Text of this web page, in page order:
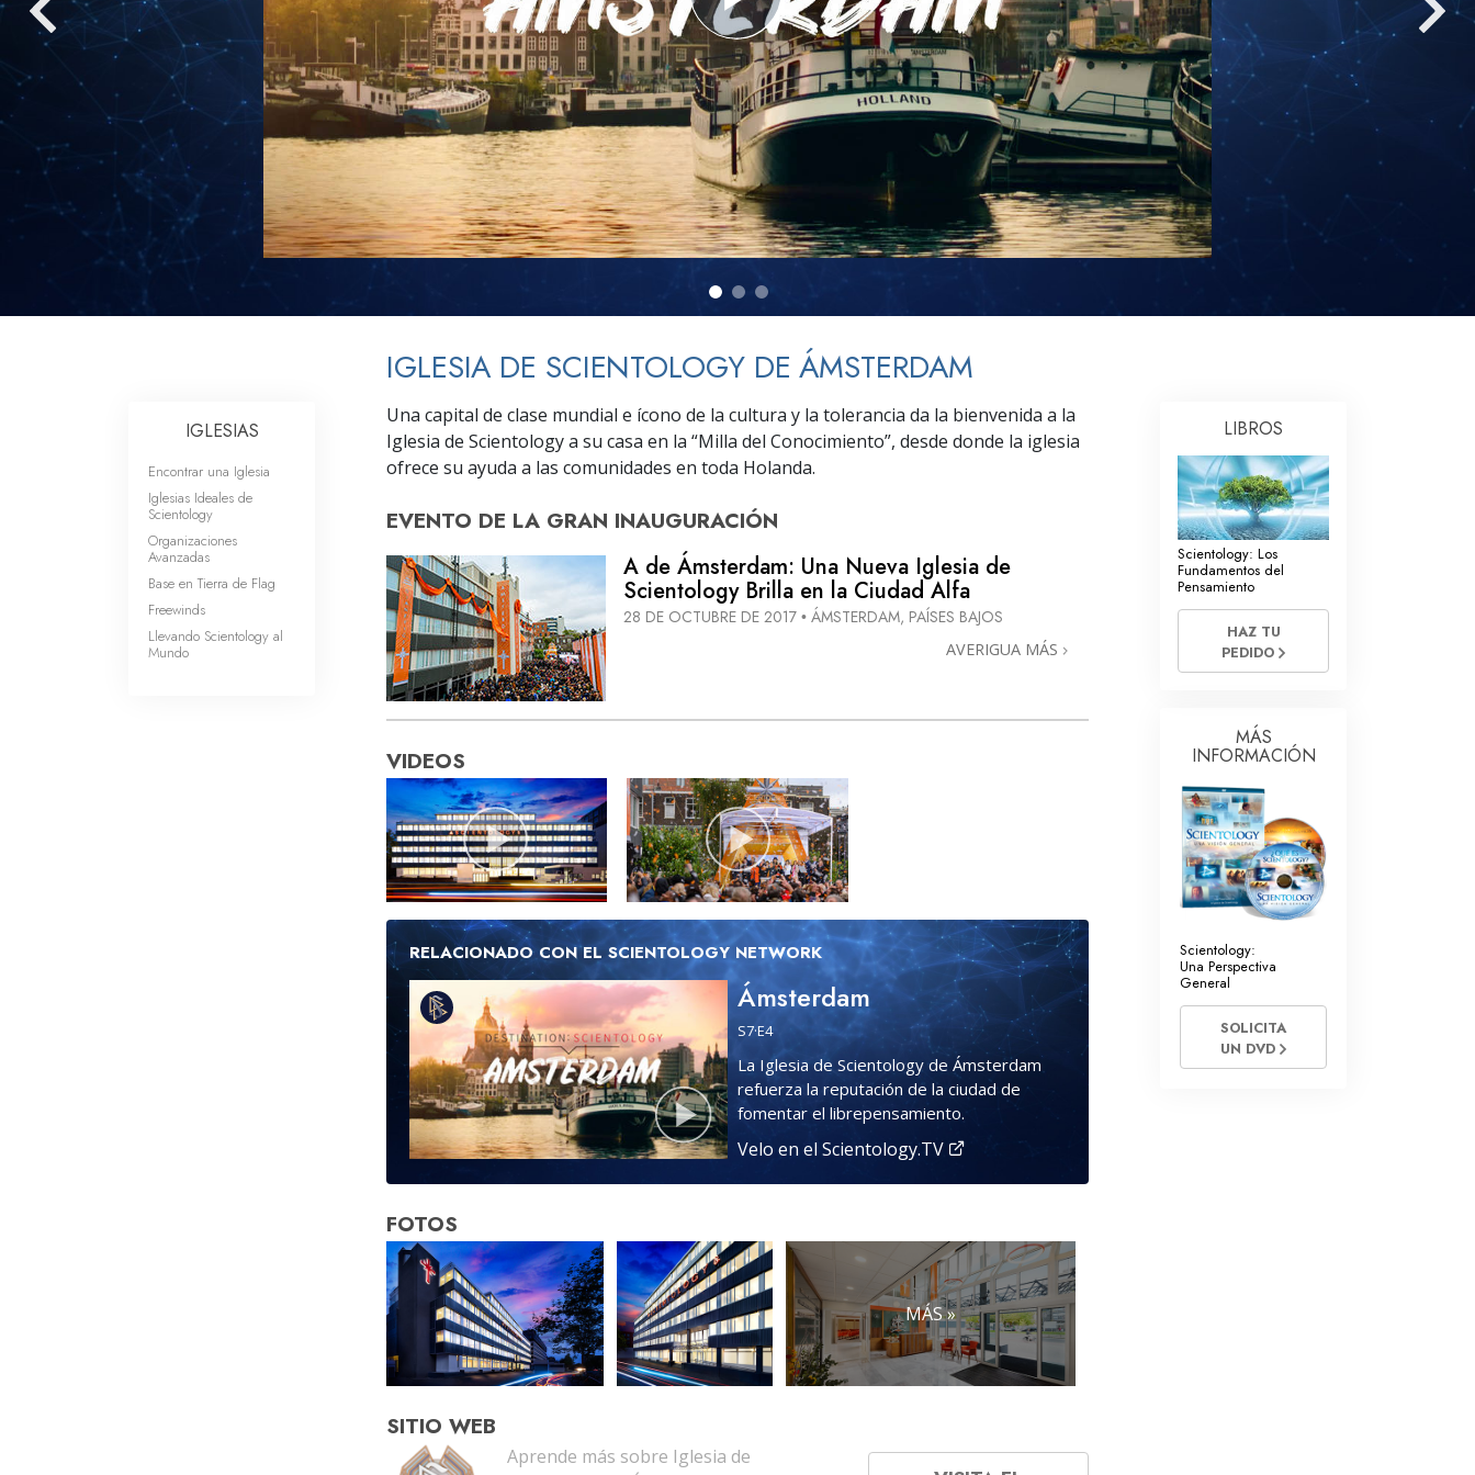
Amor y Odio: ¿Qué es Grandeza?
Respuestas a las Drogas
Los Niños
Herramientas para el Entorno Laboral
La Ética y las
Condiciones
La Causa de la Supresión
Investigaciones
La Comunicación
IGLESIA DE SCIENTOLOGY DE ÁMSTERDAM
Una capital de clase mundial e ícono de la cultura y la tolerancia da la bienvenida a la
Iglesia de Scientology a su casa en la “Milla del Conocimiento”, desde donde la iglesia
ofrece su ayuda a las comunidades en toda Holanda.
EVENTO DE LA GRAN INAUGURACIÓN
A de Ámsterdam: Una Nueva Iglesia de
Scientology Brilla en la Ciudad Alfa
28 DE OCTUBRE DE 2017 • ÁMSTERDAM, PAÍSES BAJOS
AVERIGUA MÁS
VIDEOS
RELACIONADO CON EL SCIENTOLOGY NETWORK
Ámsterdam
S7·E4
La Iglesia de Scientology de Ámsterdam
refuerza la reputación de la ciudad de
fomentar el librepensamiento.
Velo en el Scientology.TV
FOTOS
MÁS »
SITIO WEB
Aprende más sobre Iglesia de
IGLESIAS
Encontrar una Iglesia
Iglesias Ideales de
Scientology
Organizaciones
Avanzadas
Base en Tierra de Flag
Freewinds
Llevando Scientology al
Mundo
LIBROS
Scientology: Los
Fundamentos del
Pensamiento
HAZ TU
PEDIDO
MÁS
INFORMACIÓN
Scientology:
Una Perspectiva
General
SOLICITA
UN DVD